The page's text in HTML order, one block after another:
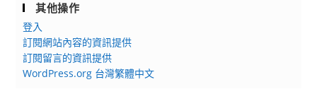
其他操作
登入
訂閱網站內容的資訊提供
訂閱留言的資訊提供
WordPress.org 台灣繁體中文